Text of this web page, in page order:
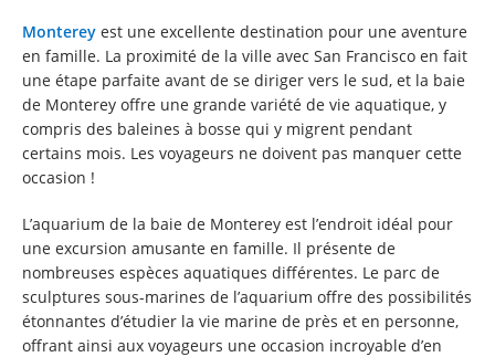
Monterey est une excellente destination pour une aventure
en famille. La proximité de la ville avec San Francisco en fait
une étape parfaite avant de se diriger vers le sud, et la baie
de Monterey offre une grande variété de vie aquatique, y
compris des baleines à bosse qui y migrent pendant
certains mois. Les voyageurs ne doivent pas manquer cette
occasion !
L’aquarium de la baie de Monterey est l’endroit idéal pour
une excursion amusante en famille. Il présente de
nombreuses espèces aquatiques différentes. Le parc de
sculptures sous-marines de l’aquarium offre des possibilités
étonnantes d’étudier la vie marine de près et en personne,
offrant ainsi aux voyageurs une occasion incroyable d’en